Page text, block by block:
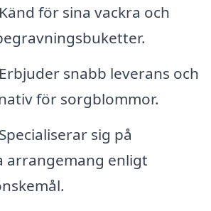
för sina vackra och
snabb leverans och
för sorgblommor.
sig på
arrangemang enligt